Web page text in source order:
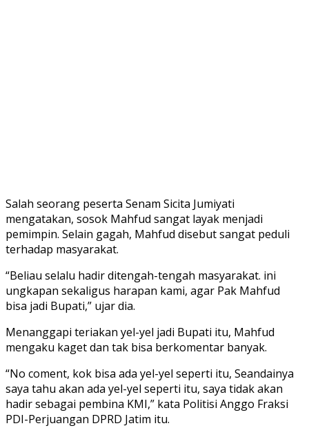
Salah seorang peserta Senam Sicita Jumiyati
mengatakan, sosok Mahfud sangat layak menjadi
pemimpin. Selain gagah, Mahfud disebut sangat peduli
terhadap masyarakat.
“Beliau selalu hadir ditengah-tengah masyarakat. ini
ungkapan sekaligus harapan kami, agar Pak Mahfud
bisa jadi Bupati,” ujar dia.
Menanggapi teriakan yel-yel jadi Bupati itu, Mahfud
mengaku kaget dan tak bisa berkomentar banyak.
“No coment, kok bisa ada yel-yel seperti itu, Seandainya
saya tahu akan ada yel-yel seperti itu, saya tidak akan
hadir sebagai pembina KMI,” kata Politisi Anggo Fraksi
PDI-Perjuangan DPRD Jatim itu.